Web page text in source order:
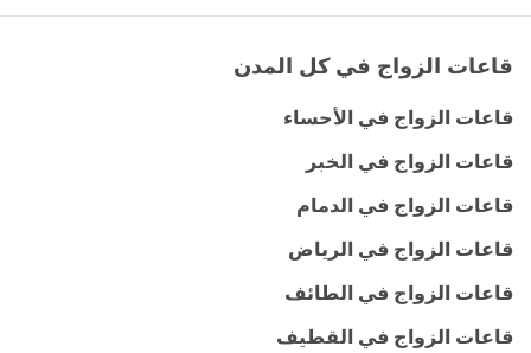
قاعات الزواج في كل المدن
قاعات الزواج في الأحساء
قاعات الزواج في الخبر
قاعات الزواج في الدمام
قاعات الزواج في الرياض
قاعات الزواج في الطائف
قاعات الزواج في القطيف